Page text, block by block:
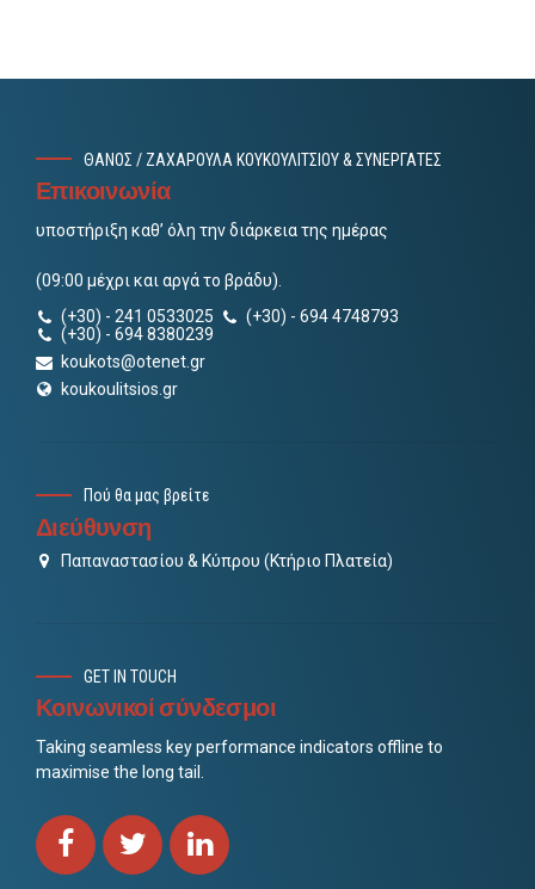
ΘΑΝΟΣ / ΖΑΧΑΡΟΥΛΑ ΚΟΥΚΟΥΛΙΤΣΙΟΥ & ΣΥΝΕΡΓΑΤΕΣ
Επικοινωνία
υποστήριξη καθ’ όλη την διάρκεια της ημέρας
(09:00 μέχρι και αργά το βράδυ).
(+30) - 241 0533025
(+30) - 694 4748793
(+30) - 694 8380239
koukots@otenet.gr
koukoulitsios.gr
Πού θα μας βρείτε
Διεύθυνση
Παπαναστασίου & Κύπρου (Κτήριο Πλατεία)
GET IN TOUCH
Κοινωνικοί σύνδεσμοι
Taking seamless key performance indicators offline to
maximise the long tail.